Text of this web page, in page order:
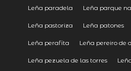
Leña paradela Leña parque
Leña pastoriza Leña patones
Leña perafita Leña pereiro de
Leña pezuela de las torres